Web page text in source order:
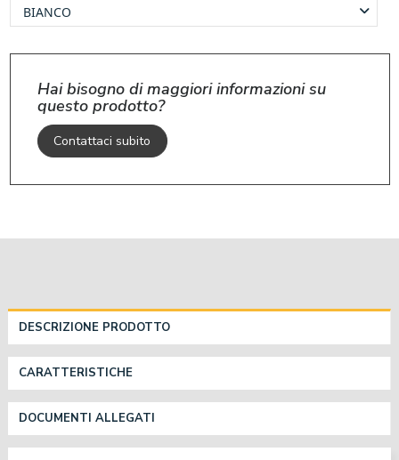
Hai bisogno di maggiori informazioni su
questo prodotto?
Contattaci subito
DESCRIZIONE PRODOTTO
CARATTERISTICHE
DOCUMENTI ALLEGATI